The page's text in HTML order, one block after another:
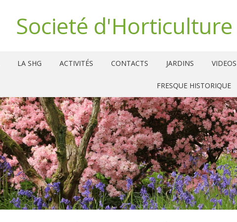
Societé
LA SHG ACTIVITÉS CONTACTS JARDINS VIDEOS
FRESQUE HISTORIQUE